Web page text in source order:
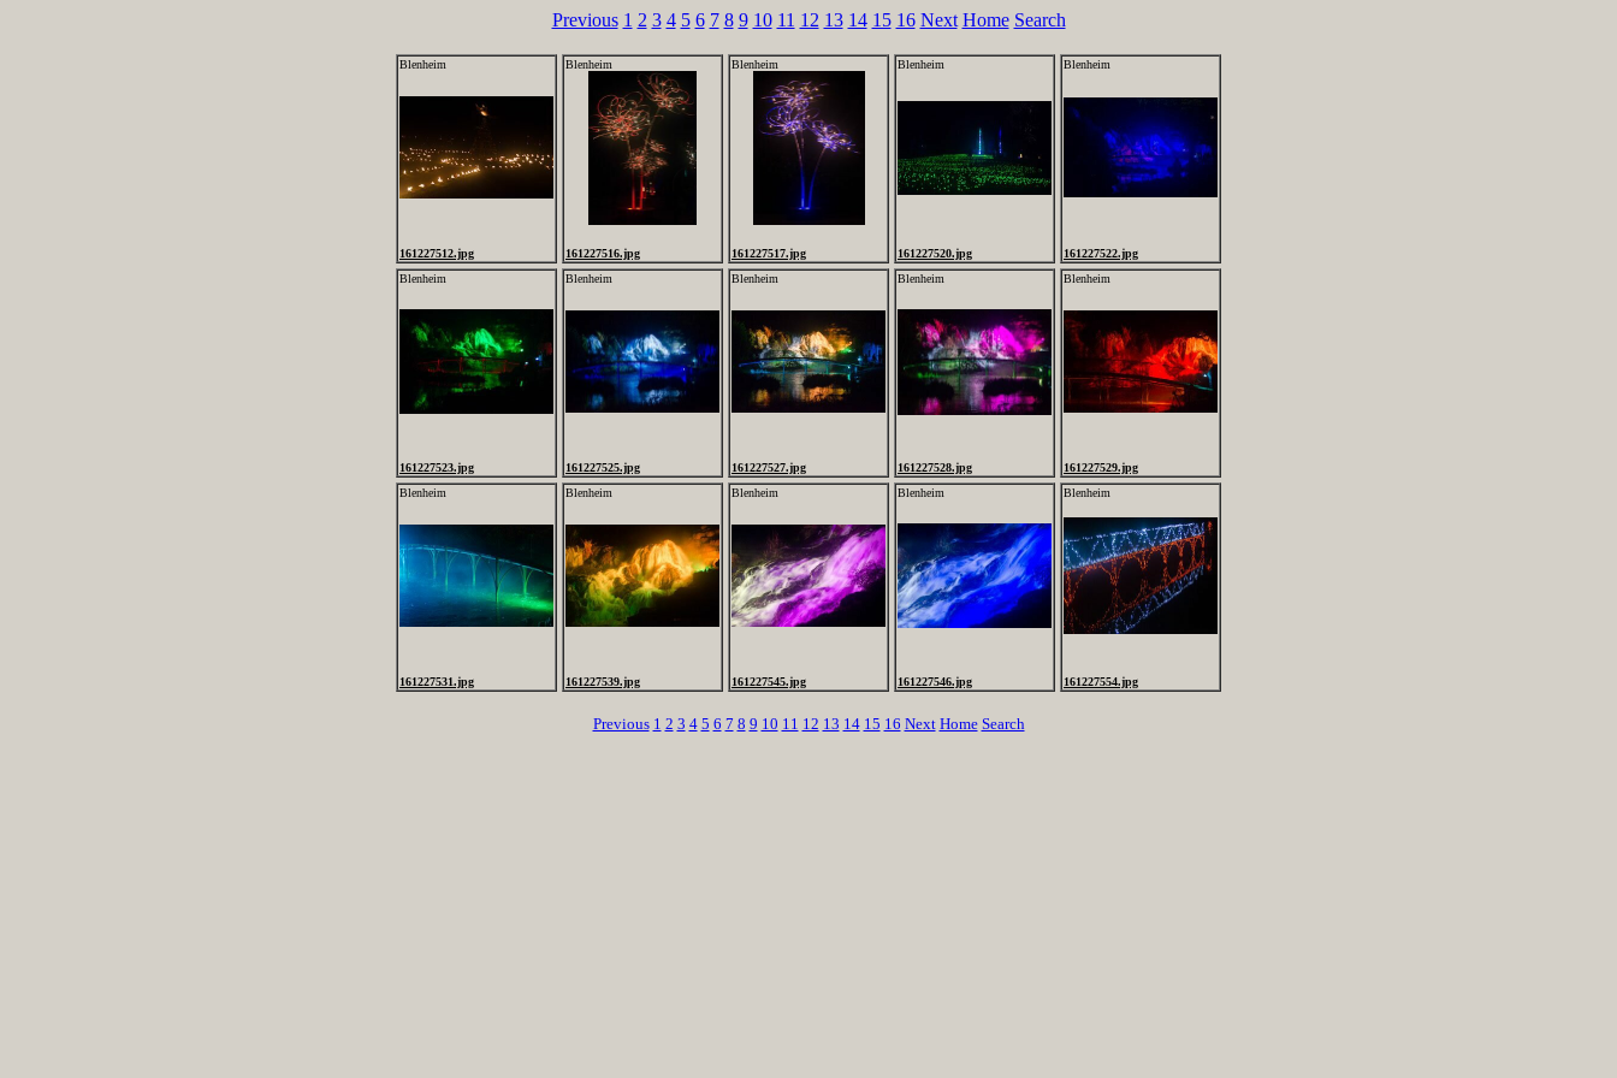
Previous 1 2 3 4 5 6 7 8 9 10 11 12 13 14 15 16 Next Home Search
Blenheim
161227512.jpg
Blenheim
161227516.jpg
Blenheim
161227517.jpg
Blenheim
161227520.jpg
Blenheim
161227522.jpg
Blenheim
161227523.jpg
Blenheim
161227525.jpg
Blenheim
161227527.jpg
Blenheim
161227528.jpg
Blenheim
161227529.jpg
Blenheim
161227531.jpg
Blenheim
161227539.jpg
Blenheim
161227545.jpg
Blenheim
161227546.jpg
Blenheim
161227554.jpg
Previous 1 2 3 4 5 6 7 8 9 10 11 12 13 14 15 16 Next Home Search